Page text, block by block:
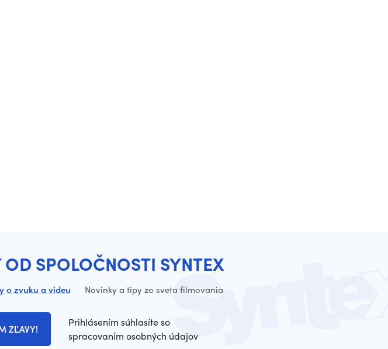
SPOLOČNOSTI SYNTEX
o zvuku a videu · Novinky a tipy zo sveta filmovania
ZĽAVY!
Prihlásením súhlasíte so
spracovaním osobných údajov